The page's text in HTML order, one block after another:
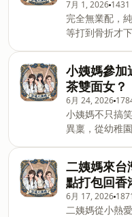
Hosting
7月 1, 2026 1431
完全無業配，純聊天
等打到骨折才
則省？ 這一集來聊聊三位姨媽各自的消費
習慣、購物原
鳴的省錢日常。 -- Hosting provided
SoundOn
小姨媽參加
茶雙面女？
6月 24, 2026
小姨媽不只搞
異稟，從幼稚
夢的萌芽、模
苦辣， 還有些影響人生方向的關鍵時刻，
一起來聽聽小
Hosting
二姨媽來台
點打包回香
6月 17, 2026
二姨媽從小熱